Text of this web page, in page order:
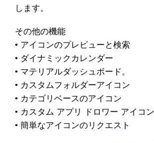
します。
その他の機能
• アイコンのプレビューと検索
• ダイナミックカレンダー
• マテリアルダッシュボード。
• カスタムフォルダーアイコン
• カテゴリベースのアイコン
• カスタム アプリ ドロワー アイコン
• 簡単なアイコンのリクエスト